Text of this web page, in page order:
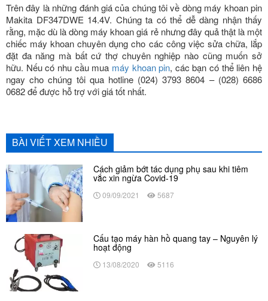
Trên đây là những đánh giá của chúng tôi về dòng máy khoan pin
Makita DF347DWE 14.4V. Chúng ta có thể dễ dàng nhận thấy
rằng, mặc dù là dòng máy khoan giá rẻ nhưng đây quả thật là một
chiếc máy khoan chuyên dụng cho các công việc sửa chữa, lắp
đặt đa năng mà bất cứ thợ chuyên nghiệp nào cũng muốn sở
hữu. Nếu có nhu cầu mua máy khoan pin, các bạn có thể liên hệ
ngay cho chúng tôi qua hotline (024) 3793 8604 – (028) 6686
0682 để được hỗ trợ với giá tốt nhất.
BÀI VIẾT XEM NHIỀU
Cách giảm bớt tác dụng phụ sau khi tiêm
vắc xin ngừa Covid-19
09/09/2021 5687
Cấu tạo máy hàn hồ quang tay – Nguyên lý
hoạt động
13/08/2020 5116